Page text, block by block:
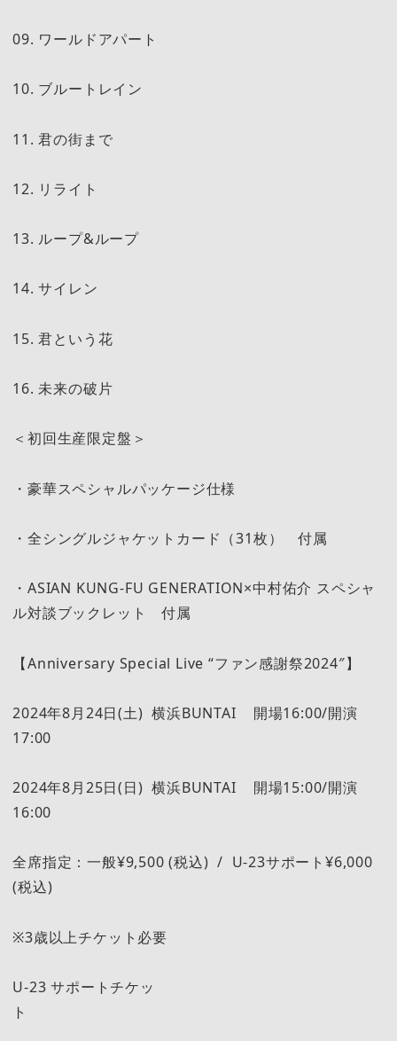
09. ワールドアパート
10. ブルートレイン
11. 君の街まで
12. リライト
13. ループ&ループ
14. サイレン
15. 君という花
16. 未来の破片
＜初回生産限定盤＞
・豪華スペシャルパッケージ仕様
・全シングルジャケットカード（31枚） 付属
・ASIAN KUNG-FU GENERATION×中村佑介 スペシャ
ル対談ブックレット 付属
【Anniversary Special Live “ファン感謝祭2024″】
2024年8月24日(土) 横浜BUNTAI 開場16:00/開演
17:00
2024年8月25日(日) 横浜BUNTAI 開場15:00/開演
16:00
全席指定：一般¥9,500 (税込) / U-23サポート¥6,000
(税込)
※3歳以上チケット必要
U-23 サポートチケッ
ト